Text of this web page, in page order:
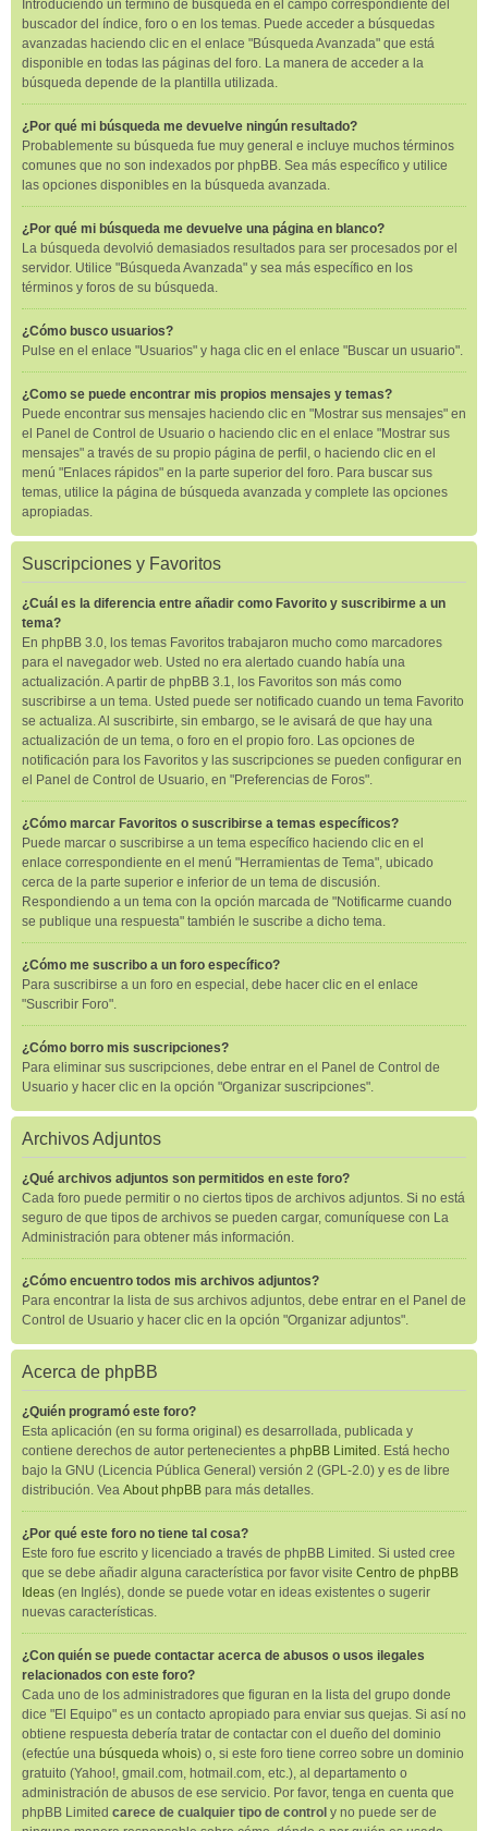
Introduciendo un término de búsqueda en el campo correspondiente del
buscador del índice, foro o en los temas. Puede acceder a búsquedas
avanzadas haciendo clic en el enlace "Búsqueda Avanzada" que está
disponible en todas las páginas del foro. La manera de acceder a la
búsqueda depende de la plantilla utilizada.
¿Por qué mi búsqueda me devuelve ningún resultado?
Probablemente su búsqueda fue muy general e incluye muchos términos
comunes que no son indexados por phpBB. Sea más específico y utilice
las opciones disponibles en la búsqueda avanzada.
¿Por qué mi búsqueda me devuelve una página en blanco?
La búsqueda devolvió demasiados resultados para ser procesados por el
servidor. Utilice "Búsqueda Avanzada" y sea más específico en los
términos y foros de su búsqueda.
¿Cómo busco usuarios?
Pulse en el enlace "Usuarios" y haga clic en el enlace "Buscar un usuario".
¿Como se puede encontrar mis propios mensajes y temas?
Puede encontrar sus mensajes haciendo clic en "Mostrar sus mensajes" en
el Panel de Control de Usuario o haciendo clic en el enlace "Mostrar sus
mensajes" a través de su propio página de perfil, o haciendo clic en el
menú "Enlaces rápidos" en la parte superior del foro. Para buscar sus
temas, utilice la página de búsqueda avanzada y complete las opciones
apropiadas.
Suscripciones y Favoritos
¿Cuál es la diferencia entre añadir como Favorito y suscribirme a un
tema?
En phpBB 3.0, los temas Favoritos trabajaron mucho como marcadores
para el navegador web. Usted no era alertado cuando había una
actualización. A partir de phpBB 3.1, los Favoritos son más como
suscribirse a un tema. Usted puede ser notificado cuando un tema Favorito
se actualiza. Al suscribirte, sin embargo, se le avisará de que hay una
actualización de un tema, o foro en el propio foro. Las opciones de
notificación para los Favoritos y las suscripciones se pueden configurar en
el Panel de Control de Usuario, en "Preferencias de Foros".
¿Cómo marcar Favoritos o suscribirse a temas específicos?
Puede marcar o suscribirse a un tema específico haciendo clic en el
enlace correspondiente en el menú "Herramientas de Tema", ubicado
cerca de la parte superior e inferior de un tema de discusión.
Respondiendo a un tema con la opción marcada de "Notificarme cuando
se publique una respuesta" también le suscribe a dicho tema.
¿Cómo me suscribo a un foro específico?
Para suscribirse a un foro en especial, debe hacer clic en el enlace
"Suscribir Foro".
¿Cómo borro mis suscripciones?
Para eliminar sus suscripciones, debe entrar en el Panel de Control de
Usuario y hacer clic en la opción "Organizar suscripciones".
Archivos Adjuntos
¿Qué archivos adjuntos son permitidos en este foro?
Cada foro puede permitir o no ciertos tipos de archivos adjuntos. Si no está
seguro de que tipos de archivos se pueden cargar, comuníquese con La
Administración para obtener más información.
¿Cómo encuentro todos mis archivos adjuntos?
Para encontrar la lista de sus archivos adjuntos, debe entrar en el Panel de
Control de Usuario y hacer clic en la opción "Organizar adjuntos".
Acerca de phpBB
¿Quién programó este foro?
Esta aplicación (en su forma original) es desarrollada, publicada y
contiene derechos de autor pertenecientes a phpBB Limited . Está hecho
bajo la GNU (Licencia Pública General) versión 2 (GPL-2.0) y es de libre
distribución. Vea About phpBB para más detalles.
¿Por qué este foro no tiene tal cosa?
Este foro fue escrito y licenciado a través de phpBB Limited. Si usted cree
que se debe añadir alguna característica por favor visite Centro de phpBB
Ideas (en Inglés), donde se puede votar en ideas existentes o sugerir
nuevas características.
¿Con quién se puede contactar acerca de abusos o usos ilegales
relacionados con este foro?
Cada uno de los administradores que figuran en la lista del grupo donde
dice "El Equipo" es un contacto apropiado para enviar sus quejas. Si así no
obtiene respuesta debería tratar de contactar con el dueño del dominio
(efectúe una búsqueda whois) o, si este foro tiene correo sobre un dominio
gratuito (Yahoo!, gmail.com, hotmail.com, etc.), al departamento o
administración de abusos de ese servicio. Por favor, tenga en cuenta que
phpBB Limited carece de cualquier tipo de control y no puede ser de